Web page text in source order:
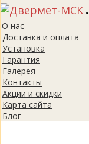
О нас
Доставка и оплата
Установка
Гарантия
Галерея
Контакты
Акции и скидки
Карта сайта
Блог